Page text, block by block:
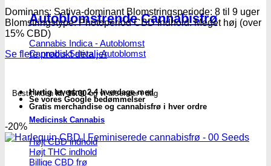
Autoblomstrende Cannabisfrø
Cannabis Indica - Autoblomst
Cannabis Sativa - Autoblomst
Medicinsk Cannabis
Højt CBD indhold
Højt THC indhold
Billige CBD frø
Dominans: Sativa-dominant Blomstringsperiode: 8 til 9 uger
Blomstringstype: Photoperiod CBD Indhold: Meget høj (over
15% CBD)
Se flere produkt detaljer
Bestil indenkl. 16.00og vi afsender i dag
Hurtig levering 2-4 hverdage med
Se vores Google bedømmelser
Gratis merchandise og cannabisfrø i hver ordre
-20%